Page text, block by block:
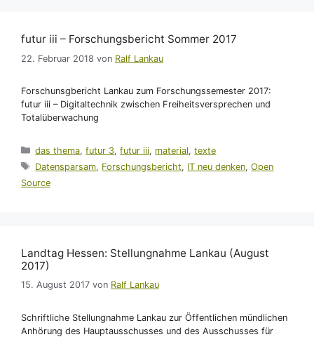
futur iii – Forschungsbericht Sommer 2017
22. Februar 2018 von Ralf Lankau
Forschunsgbericht Lankau zum Forschungssemester 2017:
futur iii – Digitaltechnik zwischen Freiheitsversprechen und
Totalüberwachung
Kategorien
das thema,futur 3,futur iii, material,texte
Schlagwörter
Datensparsam, Forschungsbericht, IT neu denken,Open
Source
Landtag Hessen: Stellungnahme Lankau (August
2017)
15. August 2017 von Ralf Lankau
Schriftliche Stellungnahme Lankau zur Öffentlichen mündlichen
Anhörung des Hauptausschusses und des Ausschusses für